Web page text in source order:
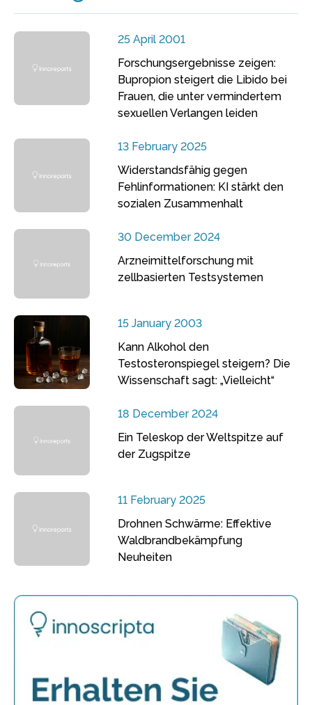
25 April 2001
Forschungsergebnisse zeigen:
Bupropion steigert die Libido bei
Frauen, die unter vermindertem
sexuellen Verlangen leiden
13 February 2025
Widerstandsfähig gegen
Fehlinformationen: KI stärkt den
sozialen Zusammenhalt
30 December 2024
Arzneimittelforschung mit
zellbasierten Testsystemen
15 January 2003
Kann Alkohol den
Testosteronspiegel steigern? Die
Wissenschaft sagt: „Vielleicht“
18 December 2024
Ein Teleskop der Weltspitze auf
der Zugspitze
11 February 2025
Drohnen Schwärme: Effektive
Waldbrandbekämpfung
Neuheiten